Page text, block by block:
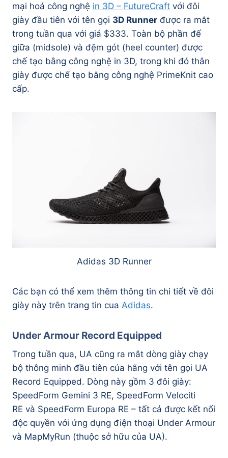
mại hoá công nghệ in 3D – FutureCraft với đôi
giày đầu tiên với tên gọi 3D Runner được ra mắt
trong tuần qua với giá $333. Toàn bộ phần đế
giữa (midsole) và đệm gót (heel counter) được
chế tạo bằng công nghệ in 3D, trong khi đó thân
giày được chế tạo bằng công nghệ PrimeKnit cao
cấp.
Adidas 3D Runner
Các bạn có thể xem thêm thông tin chi tiết về đôi
giày này trên trang tin cua Adidas.
Under Armour Record Equipped
Trong tuần qua, UA cũng ra mắt dòng giày chạy
bộ thông minh đầu tiên của hãng với tên gọi UA
Record Equipped. Dòng này gồm 3 đôi giày:
SpeedForm Gemini 3 RE, SpeedForm Velociti
RE và SpeedForm Europa RE – tất cả được kết nối
độc quyền với ứng dụng điện thoại Under Armour
và MapMyRun (thuộc sở hữu của UA).